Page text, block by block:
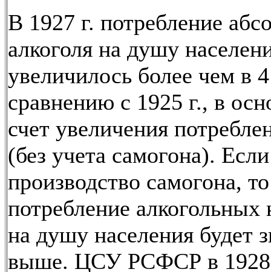
В 1927 г. потребление
алкоголя на душу
увеличилось более чем в
сравнению с 1925 г., в
счет увеличения
(без учета самогона).
производство самогона, то
потребление алкогольных
на душу населения будет
выше. ЦСУ РСФСР в 1928